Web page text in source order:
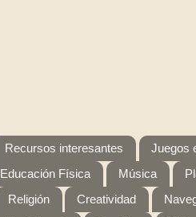
Recursos interesantes Juegos
Educación Física Música
Religión Creatividad